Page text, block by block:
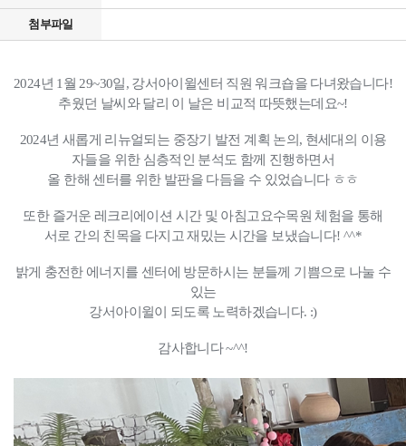
첨부파일
2024년 1월 29~30일, 강서아이윌센터 직원 워크숍을 다녀왔습니다!
추웠던 날씨와 달리 이 날은 비교적 따뜻했는데요~!
2024년 새롭게 리뉴얼되는 중장기 발전 계획 논의, 현세대의 이용
자들을 위한 심층적인 분석도 함께 진행하면서
올 한해 센터를 위한 발판을 다듬을 수 있었습니다 ㅎㅎ
또한 즐거운 레크리에이션 시간 및 아침고요수목원 체험을 통해
서로 간의 친목을 다지고 재밌는 시간을 보냈습니다! ^^*
밝게 충전한 에너지를 센터에 방문하시는 분들께 기쁨으로 나눌 수
있는
강서아이윌이 되도록 노력하겠습니다. :)
감사합니다 ~^^!